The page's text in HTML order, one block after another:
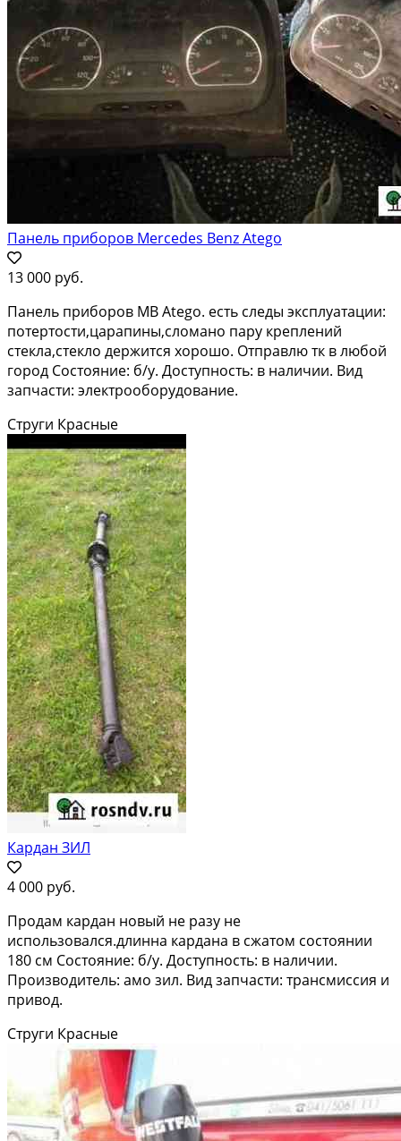
Панель приборов Mercedes Benz Atego
13 000 руб.
Панель приборов MB Atego. есть следы эксплуатации:
потертости,царапины,сломано пару креплений
стекла,стекло держится хорошо. Отправлю тк в любой
город Состояние: б/у. Доступность: в наличии. Вид
запчасти: электрооборудование.
Струги Красные
Кардан ЗИЛ
4 000 руб.
Продам кардан новый не разу не
использовался.длинна кардана в сжатом состоянии
180 см Состояние: б/у. Доступность: в наличии.
Производитель: амо зил. Вид запчасти: трансмиссия и
привод.
Струги Красные